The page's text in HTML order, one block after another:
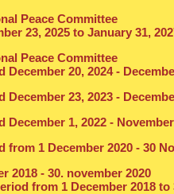
Peace Committee
23, 2025 to January 31,
Peace Committee
20, 2024 -
23, 2023 -
1, 2022 -
1 December 2020 - 30
2018 - 30. november 2020
from 1 December 2018 to